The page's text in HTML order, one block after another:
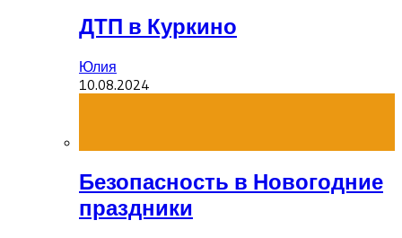
ДТП в Куркино
Юлия
10.08.2024
Безопасность в Новогодние
праздники